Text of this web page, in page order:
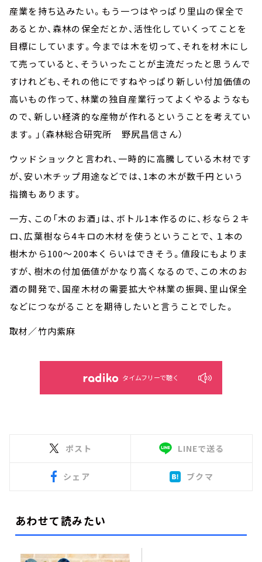
産業を持ち込みたい。もう一つはやっぱり里山の保全で
あるとか、森林の保全だとか、活性化していくってことを
目標にしています。今までは木を切って、それを材木にし
て売っていると、そういったことが主流だったと思うんで
すけれども、それの他にですねやっぱり新しい付加価値の
高いもの作って、林業の独自産業行ってよくやるようなも
ので、新しい経済的な産物が作れるということを考えてい
ます。」（森林総合研究所 野尻昌信さん）
ウッドショックと言われ、一時的に高騰している木材です
が、安い木チップ用途などでは、1本の木が数千円という
指摘もあります。
一方、この「木のお酒」は、ボトル1本作るのに、杉なら２キ
ロ、広葉樹なら4キロの木材を使うということで、１本の
樹木から100～200本くらいはできそう。値段にもよりま
すが、樹木の付加価値がかなり高くなるので、この木のお
酒の開発で、国産木材の需要拡大や林業の振興、里山保全
などにつながることを期待したいと言うことでした。
取材／竹内紫麻
タイムフリーで聴く
ポスト LINEで送る
シェア ブクマ
あわせて読みたい